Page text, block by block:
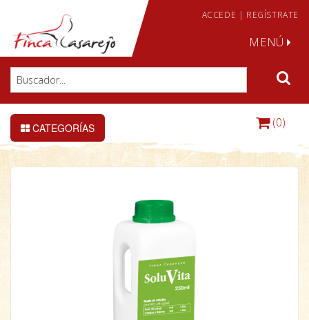
ACCEDE | REGÍSTRATE
MENÚ
CATEGORÍAS (0)